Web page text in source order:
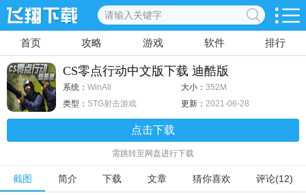
首页 攻略 游戏 软件 排行
CS零点行动中文版下载 迪酷版
系统： WinAll 大小： 352M
类型： STG射击游戏 更新： 2021-06-28
点击下载
需跳转至网盘进行下载
截图 简介 下载 文章 猜你喜欢 评论(12)